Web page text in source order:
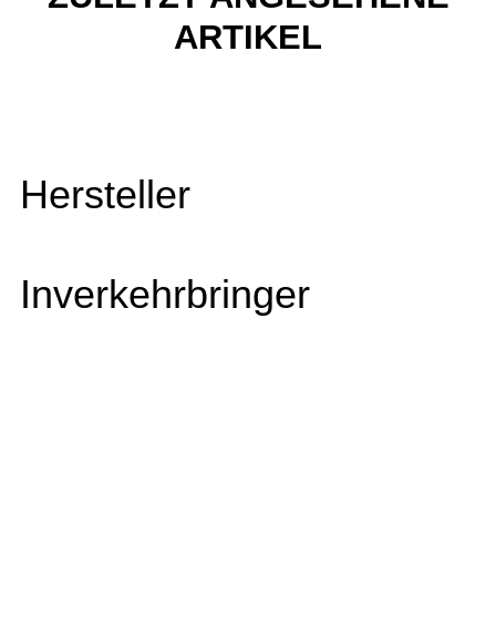
ARTIKEL
Hersteller
Inverkehrbringer